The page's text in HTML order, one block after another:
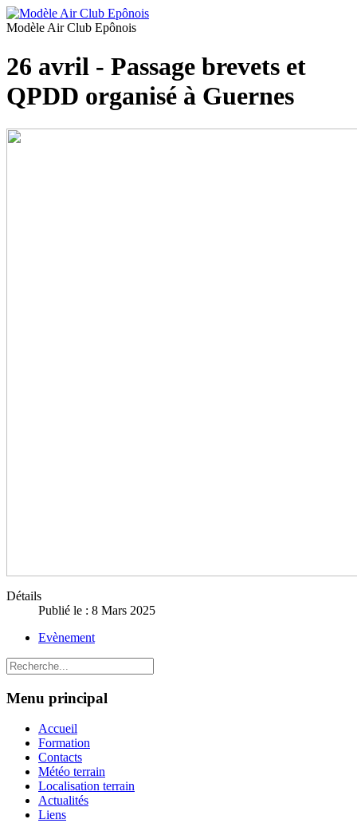
Modèle Air Club Epônois
26 avril - Passage brevets et
QPDD organisé à Guernes
Détails
Publié le : 8 Mars 2025
Evènement
Menu principal
Accueil
Formation
Contacts
Météo terrain
Localisation terrain
Actualités
Liens